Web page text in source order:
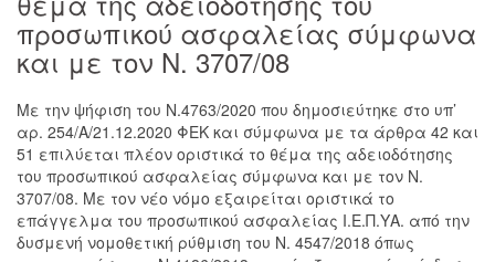
προσωπικού ασφαλείας σύμφωνα
και με τον Ν. 3707/08
Με την ψήφιση του Ν.4763/2020 που δημοσιεύτηκε στο υπ’
αρ. 254/Α/21.12.2020 ΦΕΚ και σύμφωνα με τα άρθρα 42 και
51 επιλύεται πλέον οριστικά το θέμα της αδειοδότησης
του προσωπικού ασφαλείας σύμφωνα και με τον Ν.
3707/08. Με τον νέο νόμο εξαιρείται οριστικά το
επάγγελμα του προσωπικού ασφαλείας Ι.Ε.Π.ΥΑ. από την
δυσμενή νομοθετική ρύθμιση του Ν. 4547/2018 όπως